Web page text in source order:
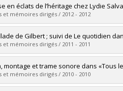
:Jacmin, Sophie
Maîtrise
obtenu :M.A.
le document dans Papyrus
en éclats de l’héritage chez Lydie
et mémoires dirigés / 2012 - 2012
:Vaillancourt, Noémie
Maîtrise
obtenu :M.A.
le document dans Papyrus
de Gilbert ; suivi de Le quotidien
et mémoires dirigés / 2011 - 2011
:Côté-Fournier, Alexandre
Maîtrise
obtenu :M.A.
montage et trame sonore dans «Tous
et mémoires dirigés / 2010 - 2010